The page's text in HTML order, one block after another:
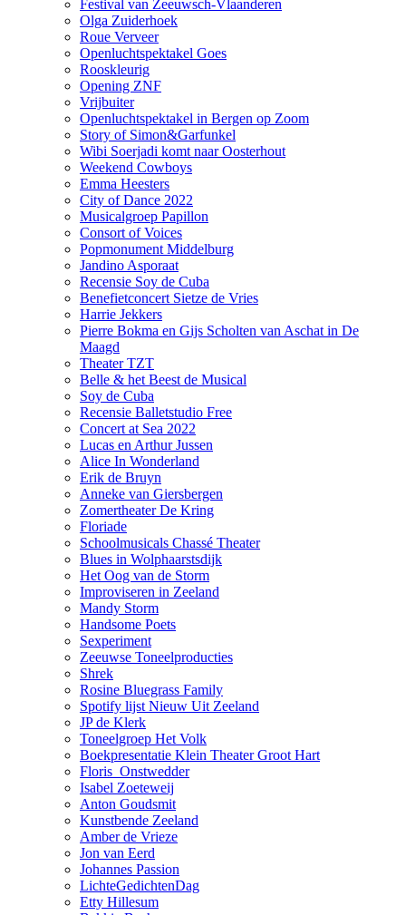
Festival van Zeeuwsch-Vlaanderen
Olga Zuiderhoek
Roue Verveer
Openluchtspektakel Goes
Rooskleurig
Opening ZNF
Vrijbuiter
Openluchtspektakel in Bergen op Zoom
Story of Simon&Garfunkel
Wibi Soerjadi komt naar Oosterhout
Weekend Cowboys
Emma Heesters
City of Dance 2022
Musicalgroep Papillon
Consort of Voices
Popmonument Middelburg
Jandino Asporaat
Recensie Soy de Cuba
Benefietconcert Sietze de Vries
Harrie Jekkers
Pierre Bokma en Gijs Scholten van Aschat in De
Maagd
Theater TZT
Belle & het Beest de Musical
Soy de Cuba
Recensie Balletstudio Free
Concert at Sea 2022
Lucas en Arthur Jussen
Alice In Wonderland
Erik de Bruyn
Anneke van Giersbergen
Zomertheater De Kring
Floriade
Schoolmusicals Chassé Theater
Blues in Wolphaarstsdijk
Het Oog van de Storm
Improviseren in Zeeland
Mandy Storm
Handsome Poets
Sexperiment
Zeeuwse Toneelproducties
Shrek
Rosine Bluegrass Family
Spotify lijst Nieuw Uit Zeeland
JP de Klerk
Toneelgroep Het Volk
Boekpresentatie Klein Theater Groot Hart
Floris_Onstwedder
Isabel Zoeteweij
Anton Goudsmit
Kunstbende Zeeland
Amber de Vrieze
Jon van Eerd
Johannes Passion
LichteGedichtenDag
Etty Hillesum